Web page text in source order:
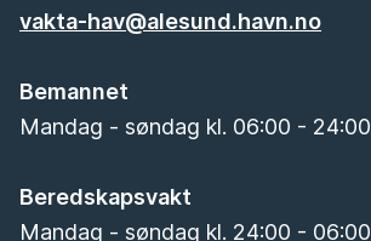
vakta-hav@alesund.havn.no
Bemannet
Mandag - søndag kl. 06:00 - 24:00
Beredskapsvakt
Mandag - søndag kl. 24:00 - 06:00